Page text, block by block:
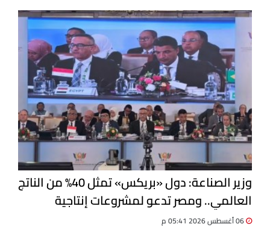
وزير الصناعة: دول «بريكس» تمثل 40% من الناتج
العالمي.. ومصر تدعو لمشروعات إنتاجية
مشتركة